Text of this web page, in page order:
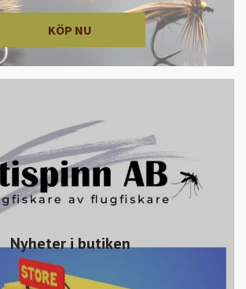
KÖP NU
Nyheter i butiken